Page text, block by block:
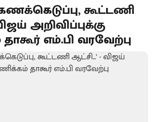
கணக்கெடுப்பு, கூட்டணி
அறிவிப்புக்கு
எம்.பி வரவேற்பு